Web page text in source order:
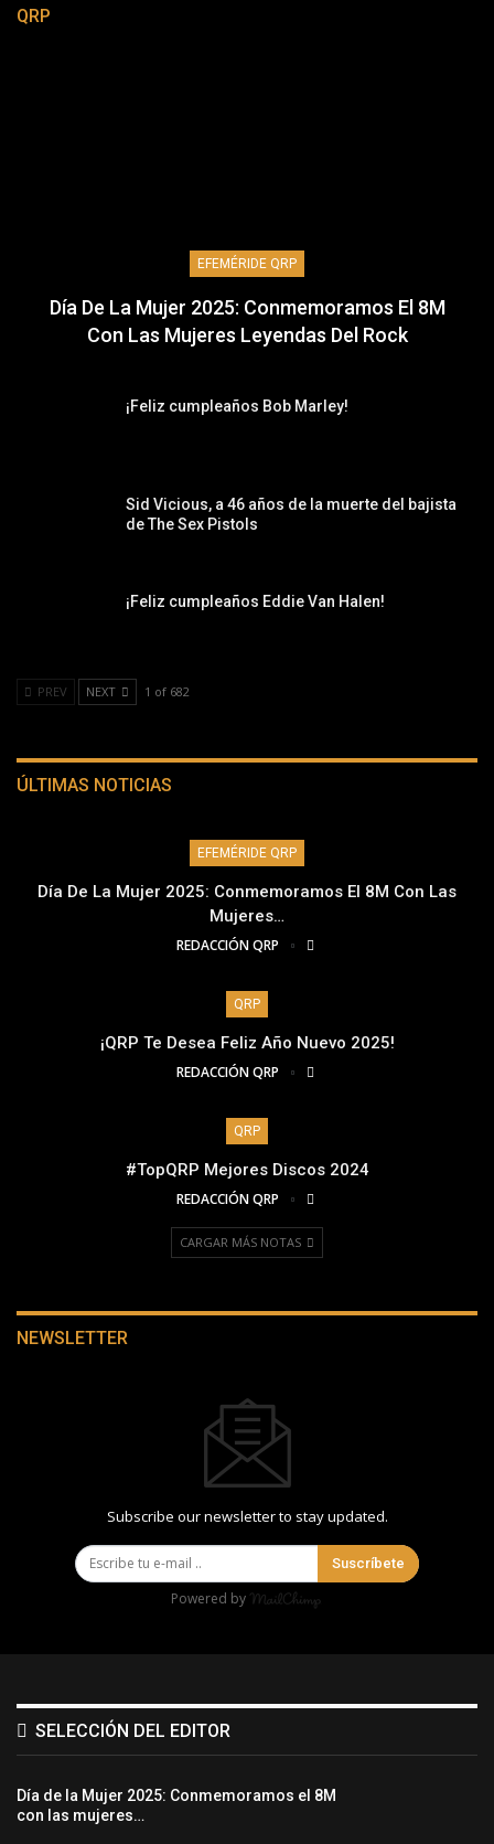
QRP
EFEMÉRIDE QRP
Día De La Mujer 2025: Conmemoramos El 8M
Con Las Mujeres Leyendas Del Rock
¡Feliz cumpleaños Bob Marley!
Sid Vicious, a 46 años de la muerte del bajista
de The Sex Pistols
¡Feliz cumpleaños Eddie Van Halen!
PREV NEXT 1 of 682
ÚLTIMAS NOTICIAS
EFEMÉRIDE QRP
Día De La Mujer 2025: Conmemoramos El 8M Con Las
Mujeres…
REDACCIÓN QRP
QRP
¡QRP Te Desea Feliz Año Nuevo 2025!
REDACCIÓN QRP
QRP
#TopQRP Mejores Discos 2024
REDACCIÓN QRP
CARGAR MÁS NOTAS
NEWSLETTER
Subscribe our newsletter to stay updated.
Suscríbete
Powered by
SELECCIÓN DEL EDITOR
Día de la Mujer 2025: Conmemoramos el 8M
con las mujeres…